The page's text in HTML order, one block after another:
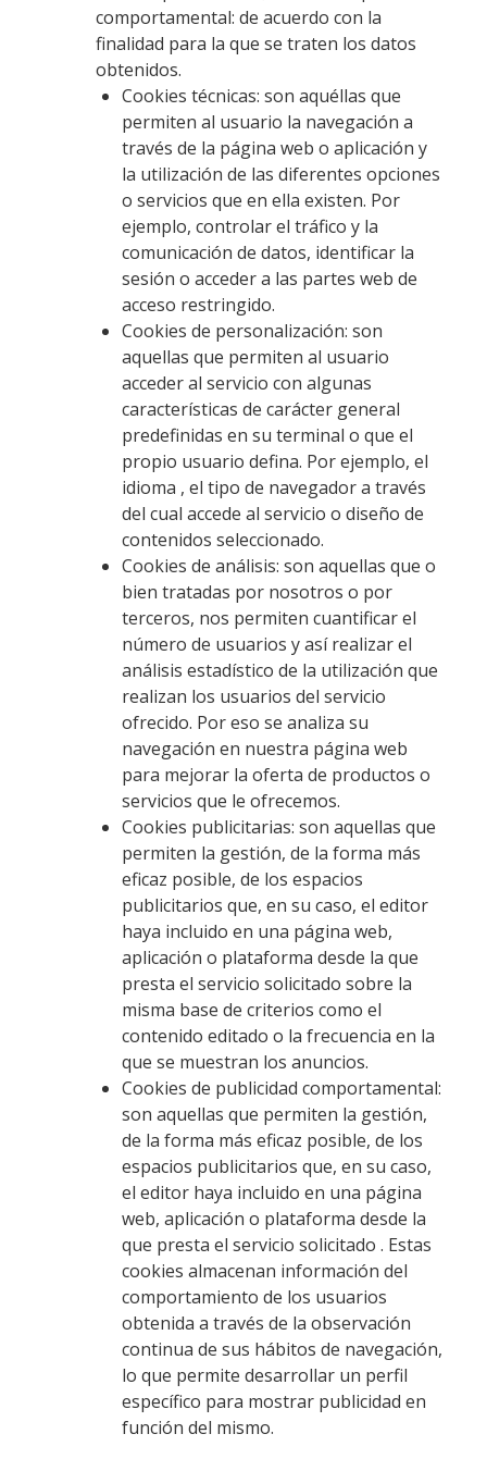
comportamental: de acuerdo con la
finalidad para la que se traten los datos
obtenidos.
Cookies técnicas: son aquéllas que
permiten al usuario la navegación a
través de la página web o aplicación y
la utilización de las diferentes opciones
o servicios que en ella existen. Por
ejemplo, controlar el tráfico y la
comunicación de datos, identificar la
sesión o acceder a las partes web de
acceso restringido.
Cookies de personalización: son
aquellas que permiten al usuario
acceder al servicio con algunas
características de carácter general
predefinidas en su terminal o que el
propio usuario defina. Por ejemplo, el
idioma , el tipo de navegador a través
del cual accede al servicio o diseño de
contenidos seleccionado.
Cookies de análisis: son aquellas que o
bien tratadas por nosotros o por
terceros, nos permiten cuantificar el
número de usuarios y así realizar el
análisis estadístico de la utilización que
realizan los usuarios del servicio
ofrecido. Por eso se analiza su
navegación en nuestra página web
para mejorar la oferta de productos o
servicios que le ofrecemos.
Cookies publicitarias: son aquellas que
permiten la gestión, de la forma más
eficaz posible, de los espacios
publicitarios que, en su caso, el editor
haya incluido en una página web,
aplicación o plataforma desde la que
presta el servicio solicitado sobre la
misma base de criterios como el
contenido editado o la frecuencia en la
que se muestran los anuncios.
Cookies de publicidad comportamental:
son aquellas que permiten la gestión,
de la forma más eficaz posible, de los
espacios publicitarios que, en su caso,
el editor haya incluido en una página
web, aplicación o plataforma desde la
que presta el servicio solicitado . Estas
cookies almacenan información del
comportamiento de los usuarios
obtenida a través de la observación
continua de sus hábitos de navegación,
lo que permite desarrollar un perfil
específico para mostrar publicidad en
función del mismo.